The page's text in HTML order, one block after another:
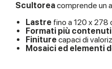
Scultoreacomprende un
Lastre fino a 120 x
Formati più contenuti
Finiture capaci di
Mosaici ed elementi